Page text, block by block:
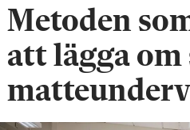
s
i
d
t
a
r
Metoden
att lägga om